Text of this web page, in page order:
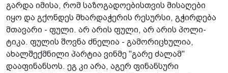
გარდა იმისა, რომ საზოგადოებისთვის მისაღები
იყო და გქონდეს მხარდაჭერის რესურსი, გჭირდება
მთავარი - ფული. არ არის ფული, არ არის პოლი­
ტიკა. ფულის შოვნა ძნელია - გამორიცხულია,
ახალშექმნილი პარტია ვინმე "გარე ძალამ"
დააფინანსოს. ეგ კი არა, აგერ ფინან­სური